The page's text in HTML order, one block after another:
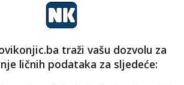
traži vašu dozvolu za
ličnih podataka za sljedeće: